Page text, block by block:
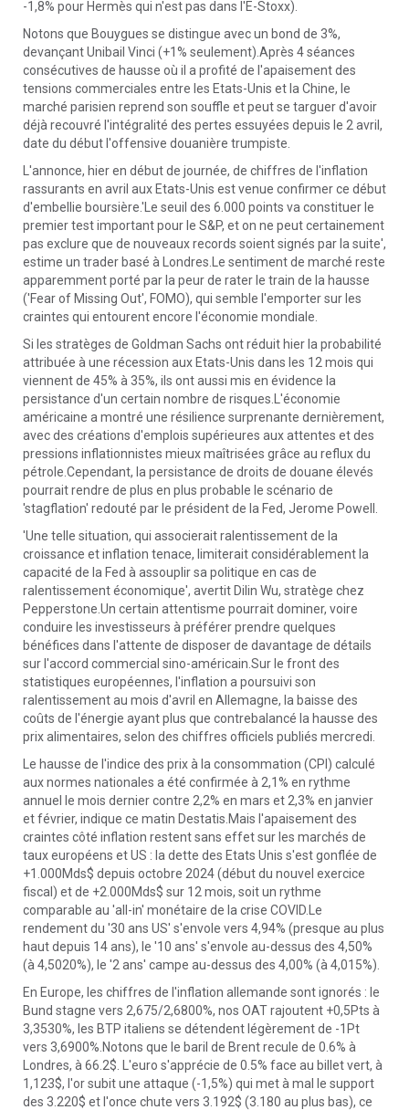
-1,8% pour Hermès qui n'est pas dans l'E-Stoxx).
Notons que Bouygues se distingue avec un bond de 3%,
devançant Unibail Vinci (+1% seulement).Après 4 séances
consécutives de hausse où il a profité de l'apaisement des
tensions commerciales entre les Etats-Unis et la Chine, le
marché parisien reprend son souffle et peut se targuer d'avoir
déjà recouvré l'intégralité des pertes essuyées depuis le 2 avril,
date du début l'offensive douanière trumpiste.
L'annonce, hier en début de journée, de chiffres de l'inflation
rassurants en avril aux Etats-Unis est venue confirmer ce début
d'embellie boursière.'Le seuil des 6.000 points va constituer le
premier test important pour le S&P, et on ne peut certainement
pas exclure que de nouveaux records soient signés par la suite',
estime un trader basé à Londres.Le sentiment de marché reste
apparemment porté par la peur de rater le train de la hausse
('Fear of Missing Out', FOMO), qui semble l'emporter sur les
craintes qui entourent encore l'économie mondiale.
Si les stratèges de Goldman Sachs ont réduit hier la probabilité
attribuée à une récession aux Etats-Unis dans les 12 mois qui
viennent de 45% à 35%, ils ont aussi mis en évidence la
persistance d'un certain nombre de risques.L'économie
américaine a montré une résilience surprenante dernièrement,
avec des créations d'emplois supérieures aux attentes et des
pressions inflationnistes mieux maîtrisées grâce au reflux du
pétrole.Cependant, la persistance de droits de douane élevés
pourrait rendre de plus en plus probable le scénario de
'stagflation' redouté par le président de la Fed, Jerome Powell.
'Une telle situation, qui associerait ralentissement de la
croissance et inflation tenace, limiterait considérablement la
capacité de la Fed à assouplir sa politique en cas de
ralentissement économique', avertit Dilin Wu, stratège chez
Pepperstone.Un certain attentisme pourrait dominer, voire
conduire les investisseurs à préférer prendre quelques
bénéfices dans l'attente de disposer de davantage de détails
sur l'accord commercial sino-américain.Sur le front des
statistiques européennes, l'inflation a poursuivi son
ralentissement au mois d'avril en Allemagne, la baisse des
coûts de l'énergie ayant plus que contrebalancé la hausse des
prix alimentaires, selon des chiffres officiels publiés mercredi.
Le hausse de l'indice des prix à la consommation (CPI) calculé
aux normes nationales a été confirmée à 2,1% en rythme
annuel le mois dernier contre 2,2% en mars et 2,3% en janvier
et février, indique ce matin Destatis.Mais l'apaisement des
craintes côté inflation restent sans effet sur les marchés de
taux européens et US : la dette des Etats Unis s'est gonflée de
+1.000Mds$ depuis octobre 2024 (début du nouvel exercice
fiscal) et de +2.000Mds$ sur 12 mois, soit un rythme
comparable au 'all-in' monétaire de la crise COVID.Le
rendement du '30 ans US' s'envole vers 4,94% (presque au plus
haut depuis 14 ans), le '10 ans' s'envole au-dessus des 4,50%
(à 4,5020%), le '2 ans' campe au-dessus des 4,00% (à 4,015%).
En Europe, les chiffres de l'inflation allemande sont ignorés : le
Bund stagne vers 2,675/2,6800%, nos OAT rajoutent +0,5Pts à
3,3530%, les BTP italiens se détendent légèrement de -1Pt
vers 3,6900%.Notons que le baril de Brent recule de 0.6% à
Londres, à 66.2$. L'euro s'apprécie de 0.5% face au billet vert, à
1,123$, l'or subit une attaque (-1,5%) qui met à mal le support
des 3.220$ et l'once chute vers 3.192$ (3.180 au plus bas), ce